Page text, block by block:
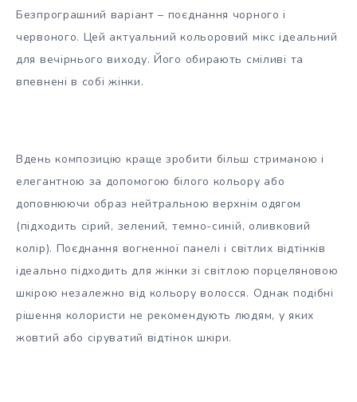
Безпрограшний варіант – поєднання чорного і
червоного. Цей актуальний кольоровий мікс ідеальний
для вечірнього виходу. Його обирають сміливі та
впевнені в собі жінки.
Вдень композицію краще зробити більш стриманою і
елегантною за допомогою білого кольору або
доповнюючи образ нейтральною верхнім одягом
(підходить сірий, зелений, темно-синій, оливковий
колір). Поєднання вогненної панелі і світлих відтінків
ідеально підходить для жінки зі світлою порцеляновою
шкірою незалежно від кольору волосся. Однак подібні
рішення колористи не рекомендують людям, у яких
жовтий або сіруватий відтінок шкіри.